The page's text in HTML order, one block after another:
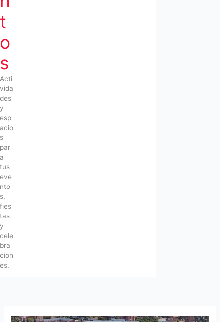
t
o
s
Acti
vida
des
y
esp
acio
s
par
a
tus
eve
nto
s,
fies
tas
y
cele
bra
cion
es.